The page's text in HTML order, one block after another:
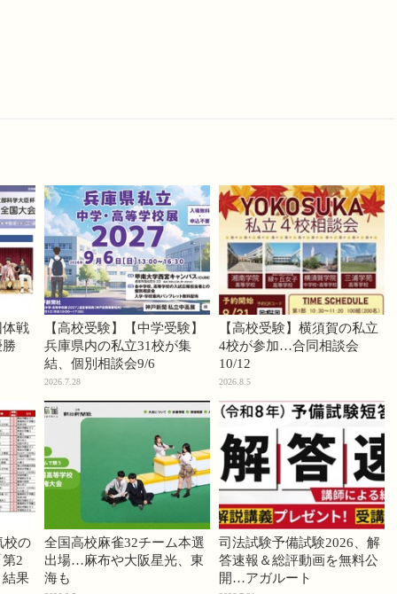
体戦
【高校受験】【中学受験】
兵庫県内の私立31校が集
結、個別相談会9/6
2026.7.28
【高校受験】横須賀の私立
4校が参加…合同相談会
10/12
2026.8.5
校の
2
結果
全国高校麻雀32チーム本選
出場…麻布や大阪星光、東
海も
司法試験予備試験2026、解
答速報＆総評動画を無料公
開…アガルート